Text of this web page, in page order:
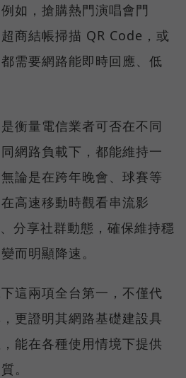
如，搶購熱門演唱會門
商結帳掃描 QR Code，或
需要網路能即時回應、低
衡量電信業者可否在不同
網路負載下，都能維持一
論是在跨年晚會、球賽等
高速移動時觀看串流影
分享社群動態，確保維持穩
而明顯降速。
這兩項全台第一，不僅代
更證明其網路基礎建設具
能在各種使用情境下提供
。